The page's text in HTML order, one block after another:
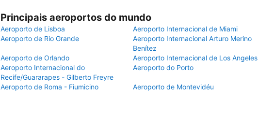
Principais aeroportos do mundo
Aeroporto de Lisboa
Aeroporto Internacional de Miami
Aeroporto de Rio Grande
Aeroporto Internacional Arturo Merino
Benítez
Aeroporto de Orlando
Aeroporto Internacional de Los Angeles
Aeroporto Internacional do
Recife/Guararapes - Gilberto Freyre
Aeroporto do Porto
Aeroporto de Roma - Fiumicino Aeroporto de Montevidéu